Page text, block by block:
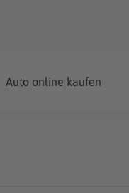
Auto online kaufen